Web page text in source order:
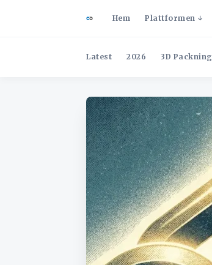
Hem Plattformen
Latest 2026 3D Packning